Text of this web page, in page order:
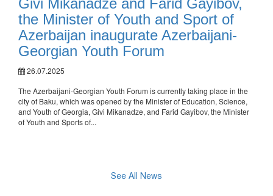
the Minister of Youth and Sport of
Azerbaijan inaugurate Azerbaijani-
Georgian Youth Forum
26.07.2025
The Azerbaijani-Georgian Youth Forum is currently taking place in the
city of Baku, which was opened by the Minister of Education, Science,
and Youth of Georgia, Givi Mikanadze, and Farid Gayibov, the Minister
of Youth and Sports of...
See All News